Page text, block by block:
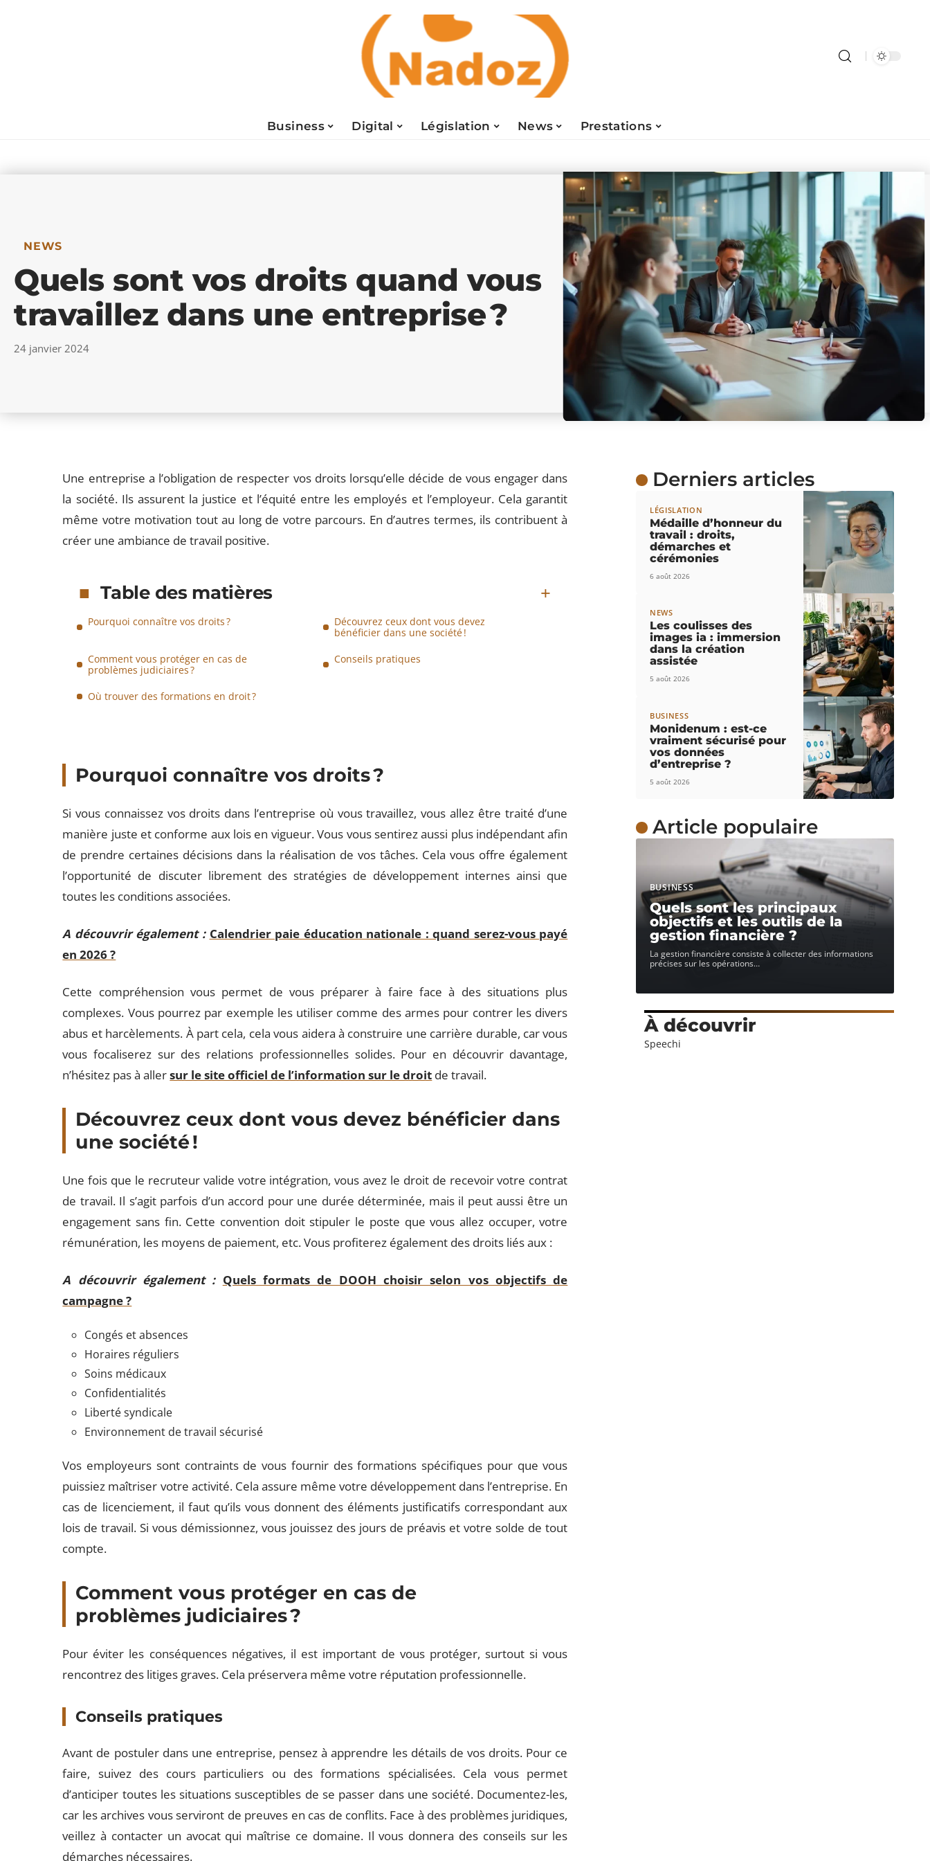
Business Digital Législation News Prestations
NEWS
Quels sont vos droits quand vous
travaillez dans une entreprise ?
24 janvier 2024
Une entreprise a l’obligation de respecter vos droits lorsqu’elle décide de vous engager dans
la société. Ils assurent la justice et l’équité entre les employés et l’employeur. Cela garantit
même votre motivation tout au long de votre parcours. En d’autres termes, ils contribuent à
créer une ambiance de travail positive.
Table des matières
Pourquoi connaître vos droits ?
Découvrez ceux dont vous devez
bénéficier dans une société !
Comment vous protéger en cas de
problèmes judiciaires ?
Conseils pratiques
Où trouver des formations en droit ?
Pourquoi connaître vos droits ?
Si vous connaissez vos droits dans l’entreprise où vous travaillez, vous allez être traité d’une
manière juste et conforme aux lois en vigueur. Vous vous sentirez aussi plus indépendant afin
de prendre certaines décisions dans la réalisation de vos tâches. Cela vous offre également
l’opportunité de discuter librement des stratégies de développement internes ainsi que
toutes les conditions associées.
A découvrir également : Calendrier paie éducation nationale : quand serez-vous payé
en 2026 ?
Cette compréhension vous permet de vous préparer à faire face à des situations plus
complexes. Vous pourrez par exemple les utiliser comme des armes pour contrer les divers
abus et harcèlements. À part cela, cela vous aidera à construire une carrière durable, car vous
vous focaliserez sur des relations professionnelles solides. Pour en découvrir davantage,
n’hésitez pas à allersur le site officiel de l’information sur le droit de travail.
Découvrez ceux dont vous devez bénéficier dans
une société !
Une fois que le recruteur valide votre intégration, vous avez le droit de recevoir votre contrat
de travail. Il s’agit parfois d’un accord pour une durée déterminée, mais il peut aussi être un
engagement sans fin. Cette convention doit stipuler le poste que vous allez occuper, votre
rémunération, les moyens de paiement, etc. Vous profiterez également des droits liés aux :
A découvrir également : Quels formats de DOOH choisir selon vos objectifs de
campagne ?
Congés et absences
Horaires réguliers
Soins médicaux
Confidentialités
Liberté syndicale
Environnement de travail sécurisé
Vos employeurs sont contraints de vous fournir des formations spécifiques pour que vous
puissiez maîtriser votre activité. Cela assure même votre développement dans l’entreprise. En
cas de licenciement, il faut qu’ils vous donnent des éléments justificatifs correspondant aux
lois de travail. Si vous démissionnez, vous jouissez des jours de préavis et votre solde de tout
compte.
Comment vous protéger en cas de
problèmes judiciaires ?
Pour éviter les conséquences négatives, il est important de vous protéger, surtout si vous
rencontrez des litiges graves. Cela préservera même votre réputation professionnelle.
Conseils pratiques
Avant de postuler dans une entreprise, pensez à apprendre les détails de vos droits. Pour ce
faire, suivez des cours particuliers ou des formations spécialisées. Cela vous permet
d’anticiper toutes les situations susceptibles de se passer dans une société. Documentez-les,
car les archives vous serviront de preuves en cas de conflits. Face à des problèmes juridiques,
veillez à contacter un avocat qui maîtrise ce domaine. Il vous donnera des conseils sur les
démarches nécessaires.
Derniers articles
LÉGISLATION
Médaille d’honneur du
travail : droits,
démarches et
cérémonies
6 août 2026
NEWS
Les coulisses des
images ia : immersion
dans la création
assistée
5 août 2026
BUSINESS
Monidenum : est-ce
vraiment sécurisé pour
vos données
d’entreprise ?
5 août 2026
Article populaire
BUSINESS
Quels sont les principaux
objectifs et les outils de la
gestion financière ?
La gestion financière consiste à collecter des informations
précises sur les opérations…
À découvrir
Speechi